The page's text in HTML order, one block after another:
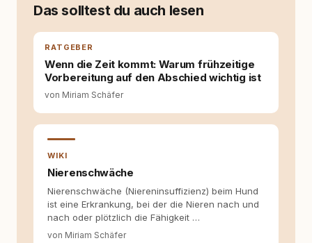
Das solltest du auch lesen
RATGEBER
Wenn die Zeit kommt: Warum frühzeitige
Vorbereitung auf den Abschied wichtig ist
von Miriam Schäfer
WIKI
Nierenschwäche
Nierenschwäche (Niereninsuffizienz) beim Hund
ist eine Erkrankung, bei der die Nieren nach und
nach oder plötzlich die Fähigkeit …
von Miriam Schäfer